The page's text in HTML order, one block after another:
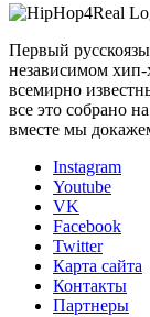
Первый
независимом
всемирно
все это собрано
вместе мы
Instagram
Youtube
VK
Facebook
Twitter
Карта сайта
Контакты
Партнеры